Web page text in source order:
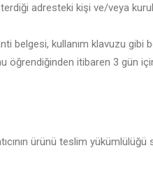
adresteki kişi ve/veya
belgesi, kullanım klavuzu gibi
öğrendiğinden itibaren 3 gün
ürünü teslim yükümlülüğü